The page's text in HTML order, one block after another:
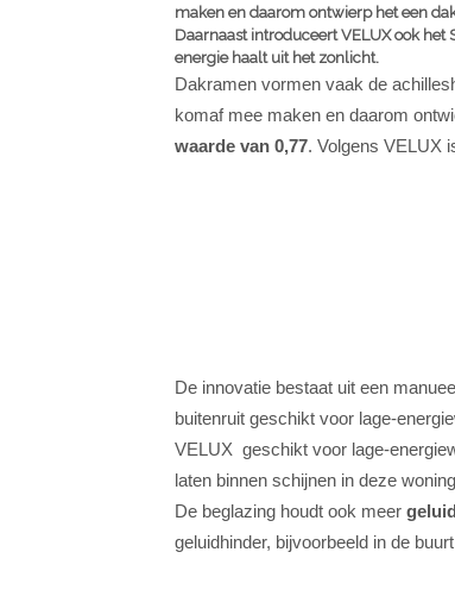
maken en daarom ontwierp het een
Daarnaast introduceert VELUX ook
energie haalt uit het zonlicht.
Dakramen vormen vaak de
komaf mee maken en daarom
waarde van 0,77. Volgens VELUX
De innovatie bestaat uit een
buitenruit geschikt voor lage-
VELUX geschikt voor lage-
laten binnen schijnen in deze
De beglazing houdt ook meer geluid
geluidhinder, bijvoorbeeld in de